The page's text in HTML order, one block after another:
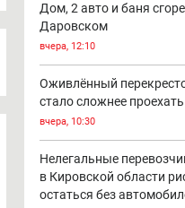
Дом, 2 авто и баня
Даровском
вчера, 12:10
Оживлённый
стало сложнее проехать
вчера, 10:30
Нелегальные
в Кировской области
остаться без